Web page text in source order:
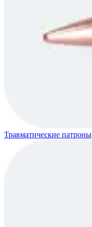
Травматические патроны